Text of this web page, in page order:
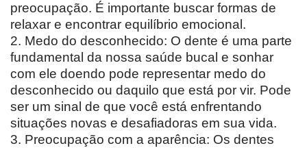
preocupação. É importante buscar formas de
relaxar e encontrar equilíbrio emocional.
2. Medo do desconhecido: O dente é uma parte
fundamental da nossa saúde bucal e sonhar
com ele doendo pode representar medo do
desconhecido ou daquilo que está por vir. Pode
ser um sinal de que você está enfrentando
situações novas e desafiadoras em sua vida.
3. Preocupação com a aparência: Os dentes